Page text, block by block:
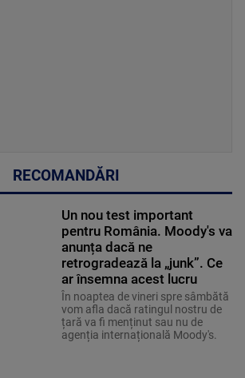
RECOMANDĂRI
Un nou test important
pentru România. Moody's va
anunța dacă ne
retrogradează la „junk”. Ce
ar însemna acest lucru
În noaptea de vineri spre sâmbătă
vom afla dacă ratingul nostru de
țară va fi menținut sau nu de
agenția internațională Moody's.